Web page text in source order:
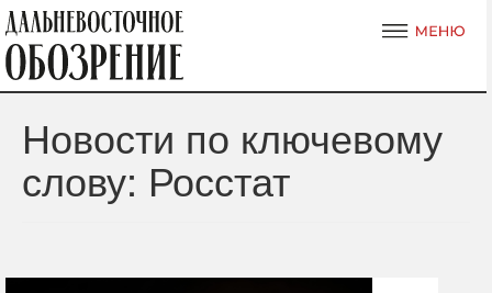
Новости по ключевому
слову: Росстат